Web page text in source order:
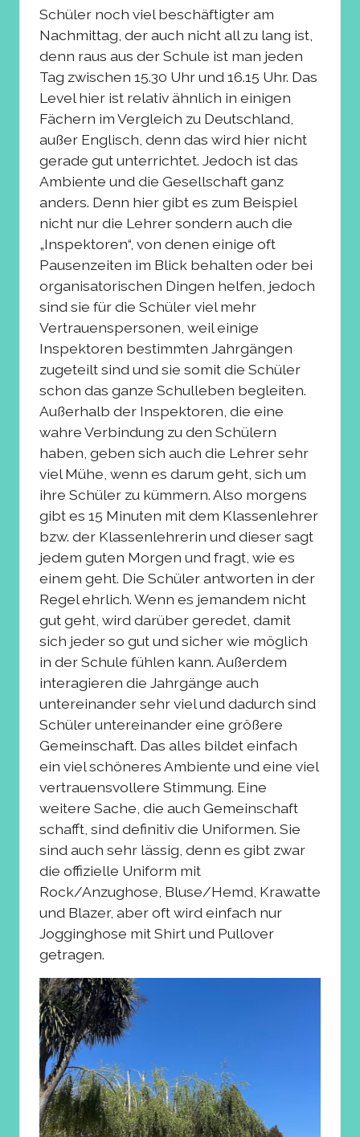
Schüler noch viel beschäftigter am
Nachmittag, der auch nicht all zu lang ist,
denn raus aus der Schule ist man jeden
Tag zwischen 15.30 Uhr und 16.15 Uhr. Das
Level hier ist relativ ähnlich in einigen
Fächern im Vergleich zu Deutschland,
außer Englisch, denn das wird hier nicht
gerade gut unterrichtet. Jedoch ist das
Ambiente und die Gesellschaft ganz
anders. Denn hier gibt es zum Beispiel
nicht nur die Lehrer sondern auch die
„Inspektoren“, von denen einige oft
Pausenzeiten im Blick behalten oder bei
organisatorischen Dingen helfen, jedoch
sind sie für die Schüler viel mehr
Vertrauenspersonen, weil einige
Inspektoren bestimmten Jahrgängen
zugeteilt sind und sie somit die Schüler
schon das ganze Schulleben begleiten.
Außerhalb der Inspektoren, die eine
wahre Verbindung zu den Schülern
haben, geben sich auch die Lehrer sehr
viel Mühe, wenn es darum geht, sich um
ihre Schüler zu kümmern. Also morgens
gibt es 15 Minuten mit dem Klassenlehrer
bzw. der Klassenlehrerin und dieser sagt
jedem guten Morgen und fragt, wie es
einem geht. Die Schüler antworten in der
Regel ehrlich. Wenn es jemandem nicht
gut geht, wird darüber geredet, damit
sich jeder so gut und sicher wie möglich
in der Schule fühlen kann. Außerdem
interagieren die Jahrgänge auch
untereinander sehr viel und dadurch sind
Schüler untereinander eine größere
Gemeinschaft. Das alles bildet einfach
ein viel schöneres Ambiente und eine viel
vertrauensvollere Stimmung. Eine
weitere Sache, die auch Gemeinschaft
schafft, sind definitiv die Uniformen. Sie
sind auch sehr lässig, denn es gibt zwar
die offizielle Uniform mit
Rock/Anzughose, Bluse/Hemd, Krawatte
und Blazer, aber oft wird einfach nur
Jogginghose mit Shirt und Pullover
getragen.